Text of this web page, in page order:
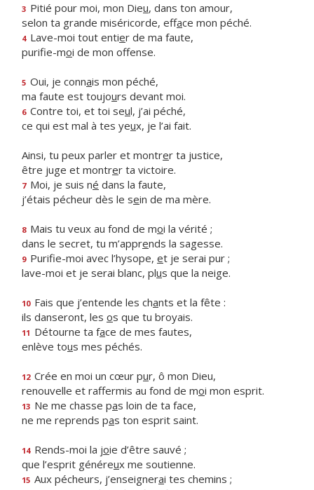
3 Pitié pour moi, mon Dieu, dans ton amour,
selon ta grande miséricorde, efface mon péché.
4 Lave-moi tout entier de ma faute,
purifie-moi de mon offense.
5 Oui, je connais mon péché,
ma faute est toujours devant moi.
6 Contre toi, et toi seul, j’ai péché,
ce qui est mal à tes yeux, je l’ai fait.
Ainsi, tu peux parler et montrer ta justice,
être juge et montrer ta victoire.
7 Moi, je suis né dans la faute,
j’étais pécheur dès le sein de ma mère.
8 Mais tu veux au fond de moi la vérité ;
dans le secret, tu m’apprends la sagesse.
9 Purifie-moi avec l’hysope, et je serai pur ;
lave-moi et je serai blanc, plus que la neige.
10 Fais que j’entende les chants et la fête :
ils danseront, les os que tu broyais.
11 Détourne ta face de mes fautes,
enlève tous mes péchés.
12 Crée en moi un cœur pur, ô mon Dieu,
renouvelle et raffermis au fond de moi mon esprit.
13 Ne me chasse pas loin de ta face,
ne me reprends pas ton esprit saint.
14 Rends-moi la joie d’être sauvé ;
que l’esprit généreux me soutienne.
15 Aux pécheurs, j’enseignerai tes chemins ;